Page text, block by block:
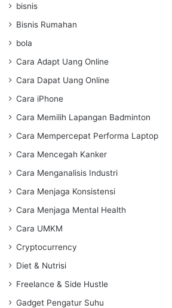
bisnis
Bisnis Rumahan
bola
Cara Adapt Uang Online
Cara Dapat Uang Online
Cara iPhone
Cara Memilih Lapangan Badminton
Cara Mempercepat Performa Laptop
Cara Mencegah Kanker
Cara Menganalisis Industri
Cara Menjaga Konsistensi
Cara Menjaga Mental Health
Cara UMKM
Cryptocurrency
Diet & Nutrisi
Freelance & Side Hustle
Gadget Pengatur Suhu